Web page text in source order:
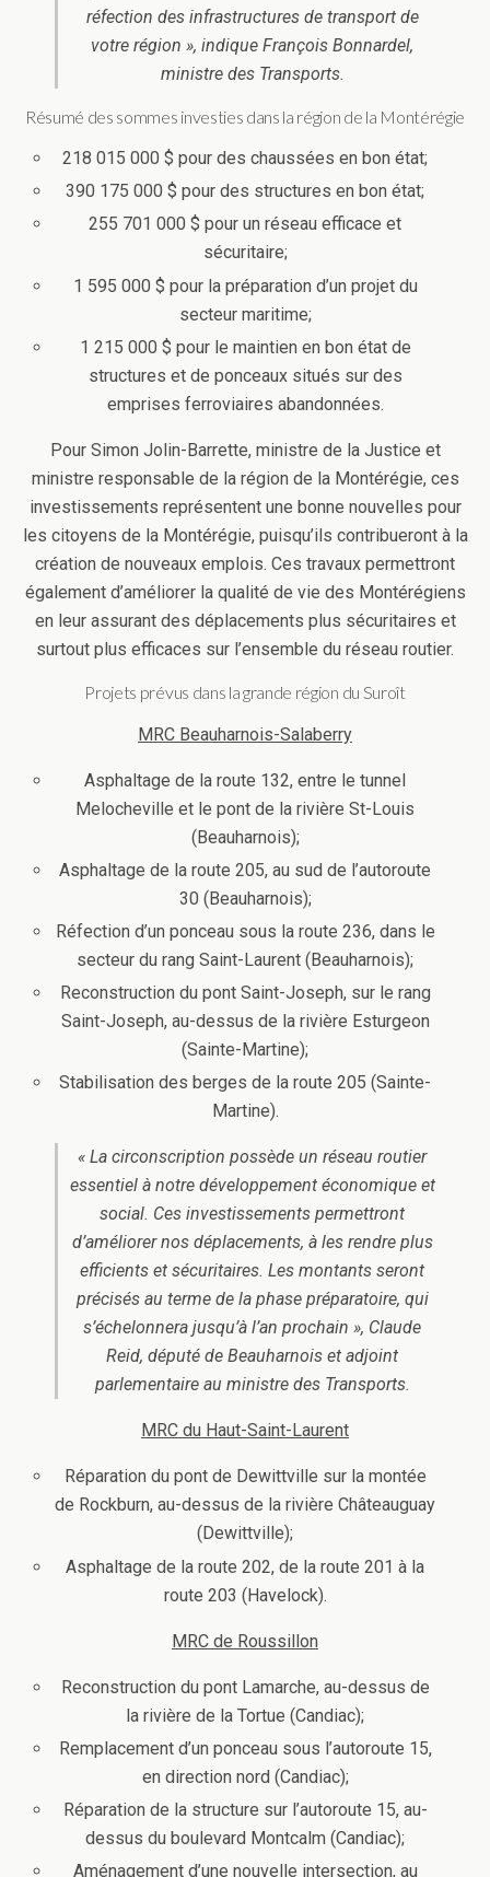
réfection des infrastructures de transport de
votre région », indique François Bonnardel,
ministre des Transports.
Résumé des sommes investies dans la région de la Montérégie
218 015 000 $ pour des chaussées en bon état;
390 175 000 $ pour des structures en bon état;
255 701 000 $ pour un réseau efficace et
sécuritaire;
1 595 000 $ pour la préparation d’un projet du
secteur maritime;
1 215 000 $ pour le maintien en bon état de
structures et de ponceaux situés sur des
emprises ferroviaires abandonnées.
Pour Simon Jolin-Barrette, ministre de la Justice et
ministre responsable de la région de la Montérégie, ces
investissements représentent une bonne nouvelles pour
les citoyens de la Montérégie, puisqu’ils contribueront à la
création de nouveaux emplois. Ces travaux permettront
également d’améliorer la qualité de vie des Montérégiens
en leur assurant des déplacements plus sécuritaires et
surtout plus efficaces sur l’ensemble du réseau routier.
Projets prévus dans la grande région du Suroît
MRC Beauharnois-Salaberry
Asphaltage de la route 132, entre le tunnel
Melocheville et le pont de la rivière St-Louis
(Beauharnois);
Asphaltage de la route 205, au sud de l’autoroute
30 (Beauharnois);
Réfection d’un ponceau sous la route 236, dans le
secteur du rang Saint-Laurent (Beauharnois);
Reconstruction du pont Saint-Joseph, sur le rang
Saint-Joseph, au-dessus de la rivière Esturgeon
(Sainte-Martine);
Stabilisation des berges de la route 205 (Sainte-
Martine).
« La circonscription possède un réseau routier
essentiel à notre développement économique et
social. Ces investissements permettront
d’améliorer nos déplacements, à les rendre plus
efficients et sécuritaires. Les montants seront
précisés au terme de la phase préparatoire, qui
s’échelonnera jusqu’à l’an prochain », Claude
Reid, député de Beauharnois et adjoint
parlementaire au ministre des Transports.
MRC du Haut-Saint-Laurent
Réparation du pont de Dewittville sur la montée
de Rockburn, au-dessus de la rivière Châteauguay
(Dewittville);
Asphaltage de la route 202, de la route 201 à la
route 203 (Havelock).
MRC de Roussillon
Reconstruction du pont Lamarche, au-dessus de
la rivière de la Tortue (Candiac);
Remplacement d’un ponceau sous l’autoroute 15,
en direction nord (Candiac);
Réparation de la structure sur l’autoroute 15, au-
dessus du boulevard Montcalm (Candiac);
Aménagement d’une nouvelle intersection, au